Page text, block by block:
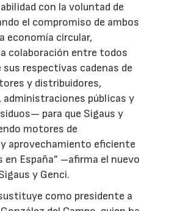
con la voluntad de
el compromiso de ambos
economía circular,
colaboración entre todos
respectivas cadenas de
y distribuidores,
administraciones públicas y
para que Sigaus y
motores de
aprovechamiento eficiente
en España” –afirma el nuevo
y Genci.
como presidente a